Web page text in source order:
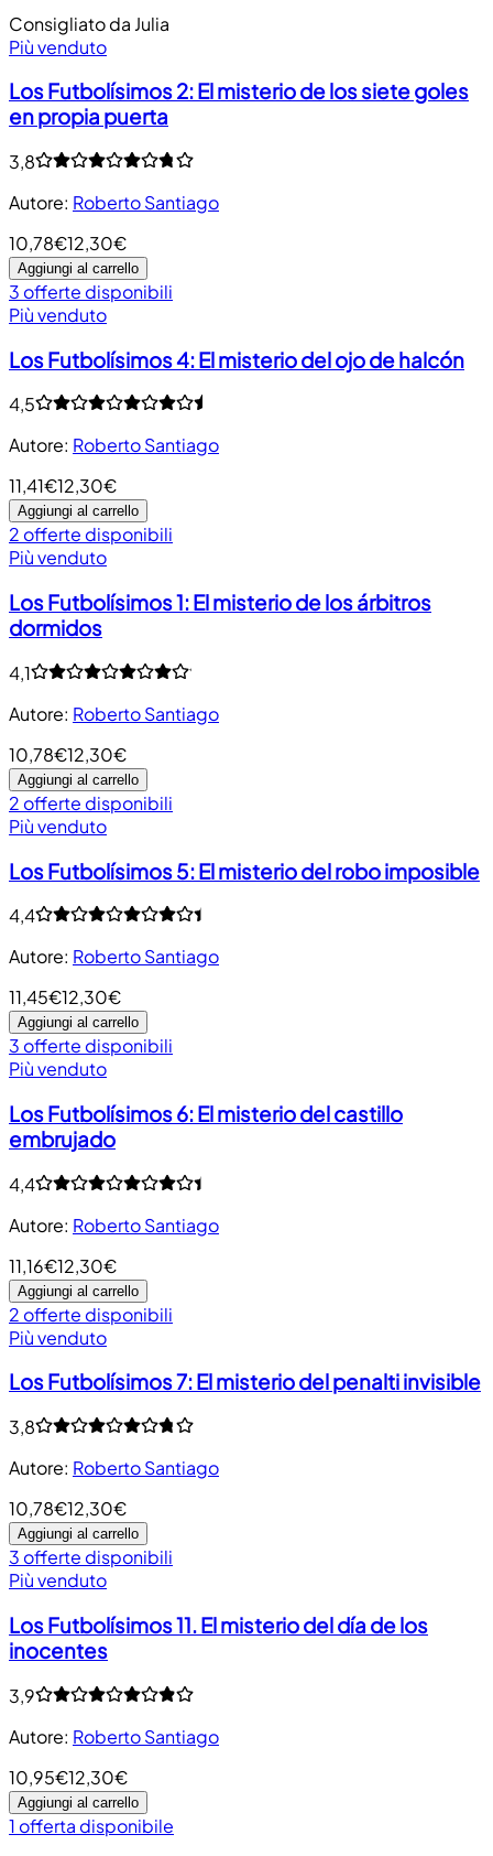
Consigliato da Julia
Più venduto
Los Futbolísimos 2: El misterio de los siete goles
en propia puerta
3,8
Autore: Roberto Santiago
10,78€12,30€
Aggiungi al carrello
3 offerte disponibili
Più venduto
Los Futbolísimos 4: El misterio del ojo de halcón
4,5
Autore: Roberto Santiago
11,41€12,30€
Aggiungi al carrello
2 offerte disponibili
Più venduto
Los Futbolísimos 1: El misterio de los árbitros
dormidos
4,1
Autore: Roberto Santiago
10,78€12,30€
Aggiungi al carrello
2 offerte disponibili
Più venduto
Los Futbolísimos 5: El misterio del robo imposible
4,4
Autore: Roberto Santiago
11,45€12,30€
Aggiungi al carrello
3 offerte disponibili
Più venduto
Los Futbolísimos 6: El misterio del castillo
embrujado
4,4
Autore: Roberto Santiago
11,16€12,30€
Aggiungi al carrello
2 offerte disponibili
Più venduto
Los Futbolísimos 7: El misterio del penalti invisible
3,8
Autore: Roberto Santiago
10,78€12,30€
Aggiungi al carrello
3 offerte disponibili
Più venduto
Los Futbolísimos 11. El misterio del día de los
inocentes
3,9
Autore: Roberto Santiago
10,95€12,30€
Aggiungi al carrello
1 offerta disponibile